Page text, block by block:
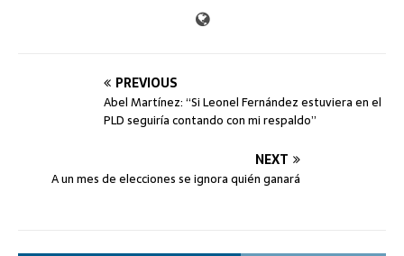
PREVIOUS
Abel Martínez: “Si Leonel Fernández estuviera en el
PLD seguiría contando con mi respaldo”
NEXT
A un mes de elecciones se ignora quién ganará